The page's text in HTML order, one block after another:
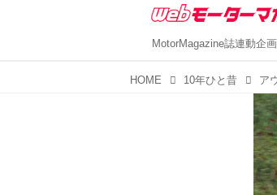
MotorMagazine誌連動企画
HOME 10年ひと昔